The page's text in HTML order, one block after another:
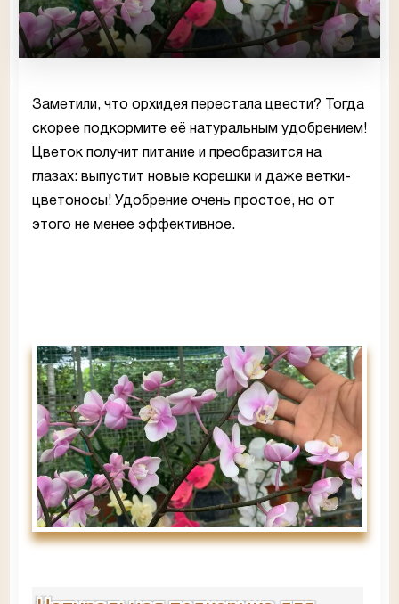
Заметили, что орхидея перестала цвести? Тогда
скорее подкормите её натуральным удобрением!
Цветок получит питание и преобразится на
глазах: выпустит новые корешки и даже ветки-
цветоносы! Удобрение очень простое, но от
этого не менее эффективное.